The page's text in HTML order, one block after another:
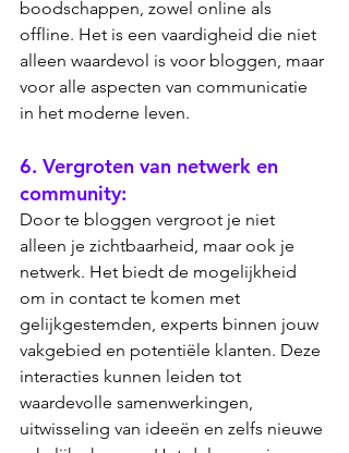
boodschappen, zowel online als
offline. Het is een vaardigheid die niet
alleen waardevol is voor bloggen, maar
voor alle aspecten van communicatie
in het moderne leven.
6. Vergroten van netwerk en
community:
Door te bloggen vergroot je niet
alleen je zichtbaarheid, maar ook je
netwerk. Het biedt de mogelijkheid
om in contact te komen met
gelijkgestemden, experts binnen jouw
vakgebied en potentiële klanten. Deze
interacties kunnen leiden tot
waardevolle samenwerkingen,
uitwisseling van ideeën en zelfs nieuwe